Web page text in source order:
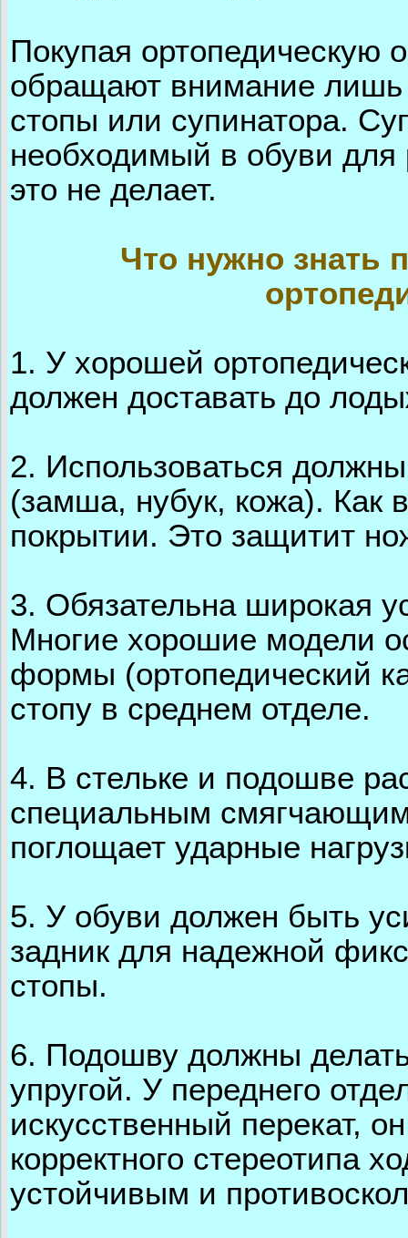
Покупая ортопедическую
обращают внимание лишь
стопы или супинатора.
необходимый в обуви для
это не делает.
Что нужно знать
1. У хорошей
должен доставать до
2. Использоваться
(замша, нубук, кожа). Как
покрытии. Это защитит
3. Обязательна широкая
Многие хорошие модели
формы (ортопедический
стопу в среднем отделе.
4. В стельке и подошве
специальным
поглощает ударные
5. У обуви должен быть
задник для надежной
стопы.
6. Подошву должны
упругой. У переднего
искусственный перекат,
корректного стереотипа
устойчивым и